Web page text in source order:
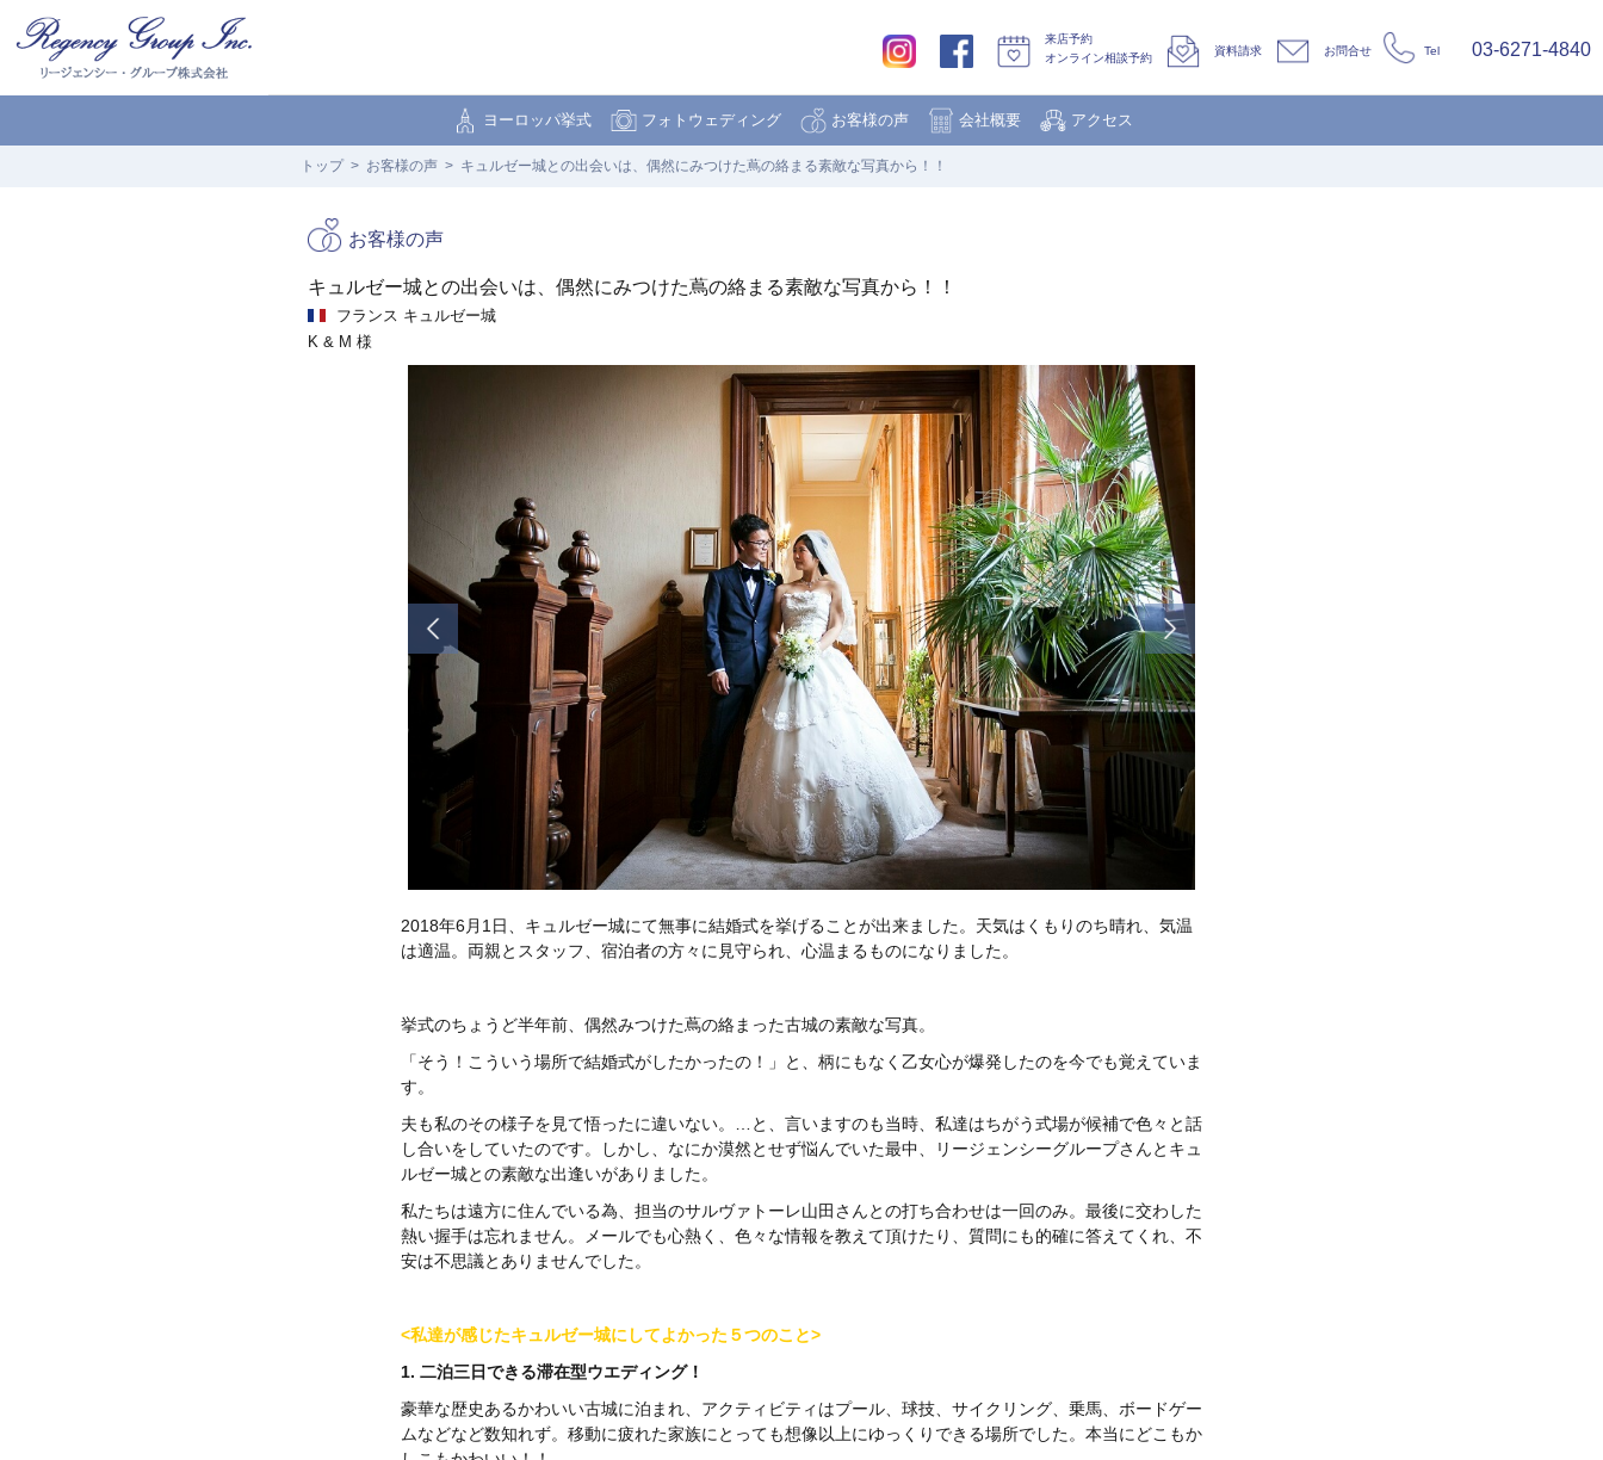
来店予約
オンライン相談予約
資料請求 お問合せ 03-6271-4840
Tel
ヨーロッパ挙式 フォトウェディング お客様の声 会社概要 アクセス
トップ お客様の声 キュルゼー城との出会いは、偶然にみつけた蔦の絡まる素敵な写真から！！
お客様の声
キュルゼー城との出会いは、偶然にみつけた蔦の絡まる素敵な写真から！！
フランス キュルゼー城
K & M 様
2018年6月1日、キュルゼー城にて無事に結婚式を挙げることが出来ました。天気はくもりのち晴れ、気温
は適温。両親とスタッフ、宿泊者の方々に見守られ、心温まるものになりました。
挙式のちょうど半年前、偶然みつけた蔦の絡まった古城の素敵な写真。
「そう！こういう場所で結婚式がしたかったの！」と、柄にもなく乙女心が爆発したのを今でも覚えていま
す。
夫も私のその様子を見て悟ったに違いない。…と、言いますのも当時、私達はちがう式場が候補で色々と話
し合いをしていたのです。しかし、なにか漠然とせず悩んでいた最中、リージェンシーグループさんとキュ
ルゼー城との素敵な出逢いがありました。
私たちは遠方に住んでいる為、担当のサルヴァトーレ山田さんとの打ち合わせは一回のみ。最後に交わした
熱い握手は忘れません。メールでも心熱く、色々な情報を教えて頂けたり、質問にも的確に答えてくれ、不
安は不思議とありませんでした。
<私達が感じたキュルゼー城にしてよかった５つのこと>
1. 二泊三日できる滞在型ウエディング！
豪華な歴史あるかわいい古城に泊まれ、アクティビティはプール、球技、サイクリング、乗馬、ボードゲー
ムなどなど数知れず。移動に疲れた家族にとっても想像以上にゆっくりできる場所でした。本当にどこもか